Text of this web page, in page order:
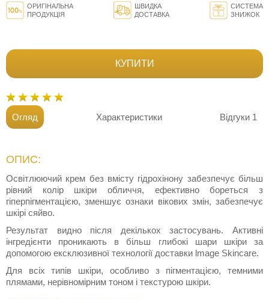
ОРИГІНАЛЬНА
ПРОДУКЦІЯ
ШВИДКА
ДОСТАВКА
СИСТЕМА
ЗНИЖОК
КУПИТИ
Огляд Характеристики Відгуки 1
ОПИС:
Освітлюючий крем без вмісту гідрохінону забезпечує більш
рівний колір шкіри обличчя, ефективно бореться з
гіперпігментацією, зменшує ознаки вікових змін, забезпечує
шкірі сяйво.
Результат видно після декількох застосувань. Активні
інгредієнти проникають в більш глибокі шари шкіри за
допомогою ексклюзивної технології доставки lmage Skincare.
Для всіх типів шкіри, особливо з пігментацією, темними
плямами, нерівномірним тоном і текстурою шкіри.